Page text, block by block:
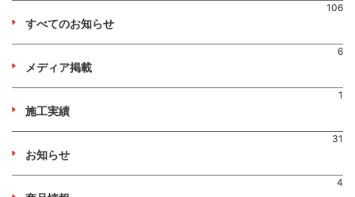
106
すべてのお知らせ
6
メディア掲載
1
施工実績
31
お知らせ
4